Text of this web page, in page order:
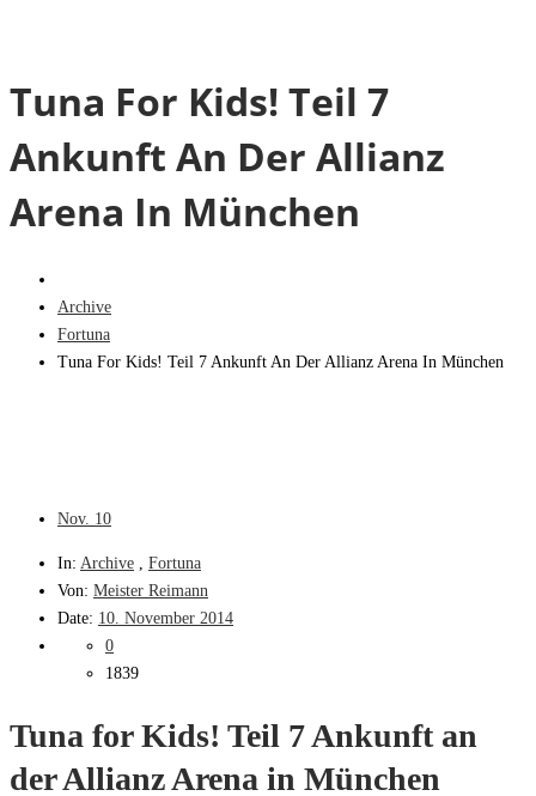
Tuna For Kids! Teil 7
Ankunft An Der Allianz
Arena In München
Archive
Fortuna
Tuna For Kids! Teil 7 Ankunft An Der Allianz Arena In München
Nov. 10
In: Archive
Fortuna
Von: Meister Reimann
Date: 10. November 2014
0
1839
Tuna for Kids! Teil 7 Ankunft an
der Allianz Arena in München